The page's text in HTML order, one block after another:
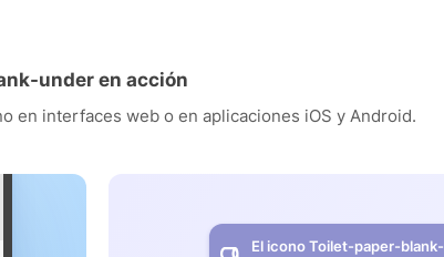
under en acción
en interfaces web o en aplicaciones iOS y Android.
El icono Toilet-paper-blank-